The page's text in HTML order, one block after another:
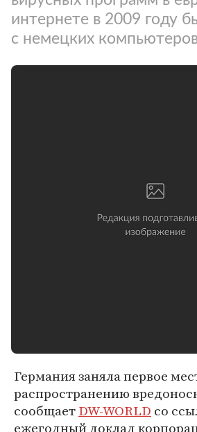
интернете в 2009 году
с немецких
Германия заняла первое
распространению
сообщаетDW-WORLD со
ежегодный доклад